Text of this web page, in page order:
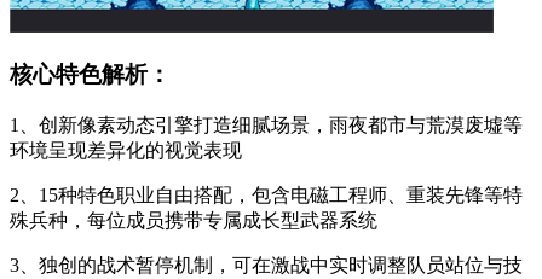
核心特色解析：
1、创新像素动态引擎打造细腻场景，雨夜都市与荒漠废墟等
环境呈现差异化的视觉表现
2、15种特色职业自由搭配，包含电磁工程师、重装先锋等特
殊兵种，每位成员携带专属成长型武器系统
3、独创的战术暂停机制，可在激战中实时调整队员站位与技